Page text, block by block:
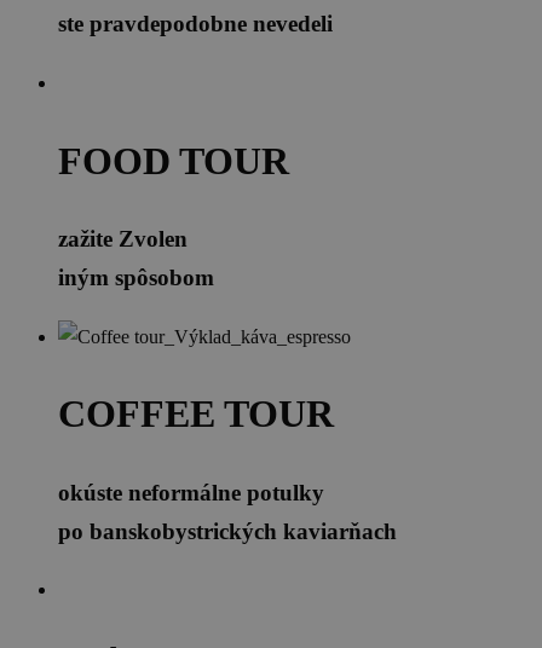
ste pravdepodobne nevedeli
FOOD TOUR
zažite Zvolen
iným spôsobom
COFFEE TOUR
okúste neformálne potulky
po banskobystrických kaviarňach